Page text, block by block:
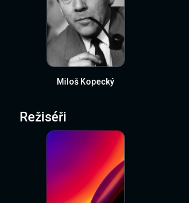
Miloš Kopecký
Režiséři